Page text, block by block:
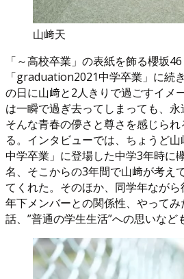
山﨑天
「～高校卒業」の表紙を飾る櫻坂
「graduation2021中学卒業」に続
の日に山﨑と2人きりで過ごすイメ
は一瞬で過ぎ去ってしまっても、永
そんな青春の儚さと尊さを感じら
る。インタビューでは、ちょうど
中学卒業」に登場した中学3年時に
名、そこからの3年間で山﨑が考え
てくれた。そのほか、同学年なが
年下メンバーとの関係性、やって
話、”普通の学生生活”への思いなど